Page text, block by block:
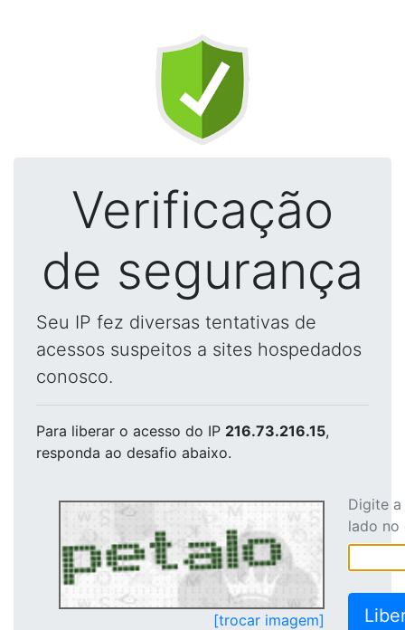
Verificação
de segurança
Seu IP fez diversas tentativas de
acessos suspeitos a sites hospedados
conosco.
Para liberar o acesso do IP 216.73.216.15,
responda ao desafio abaixo.
[trocar imagem]
Digite
lado no